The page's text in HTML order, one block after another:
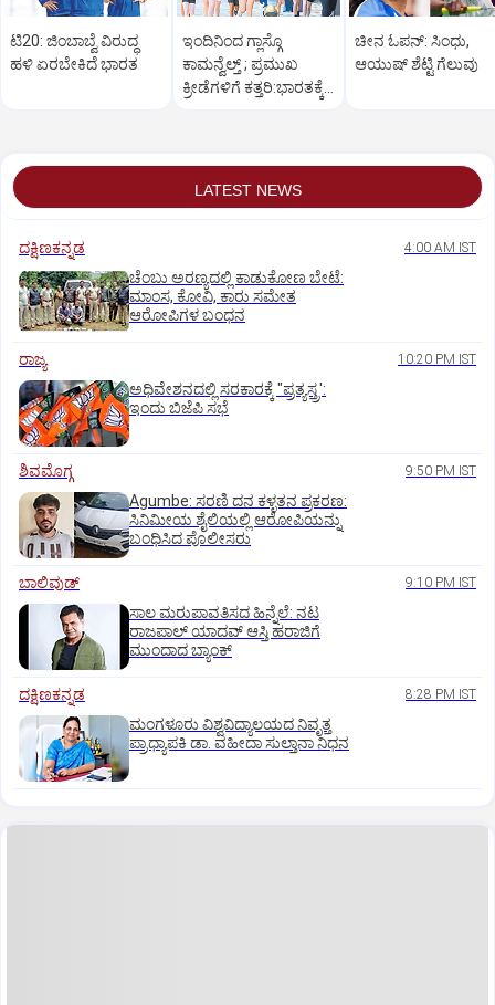
ಟಿ20: ಜಿಂಬಾಬ್ವೆ ವಿರುದ್ಧ
ಹಳಿ ಏರಬೇಕಿದೆ ಭಾರತ
ಇಂದಿನಿಂದ ಗ್ಲಾಸ್ಗೊ
ಕಾಮನ್ವೆಲ್ತ್‌ ; ಪ್ರಮುಖ
ಕ್ರೀಡೆಗಳಿಗೆ ಕತ್ತರಿ:ಭಾರತಕ್ಕೆ
ಚೀನ ಓಪನ್‌: ಸಿಂಧು,
ಆಯುಷ್‌ ಶೆಟ್ಟಿ ಗೆಲುವು
LATEST NEWS
ದಕ್ಷಿಣಕನ್ನಡ 4:00 AM IST
ಚೆಂಬು ಅರಣ್ಯದಲ್ಲಿ ಕಾಡುಕೋಣ ಬೇಟೆ:
ಮಾಂಸ, ಕೋವಿ, ಕಾರು ಸಮೇತ
ಆರೋಪಿಗಳ ಬಂಧನ
ರಾಜ್ಯ 10:20 PM IST
ಅಧಿವೇಶನದಲ್ಲಿ ಸರಕಾರಕ್ಕೆ "ಪ್ರತ್ಯಸ್ತ್ರ':
ಇಂದು ಬಿಜೆಪಿ ಸಭೆ
ಶಿವಮೊಗ್ಗ 9:50 PM IST
Agumbe: ಸರಣಿ ದನ ಕಳ್ಳತನ ಪ್ರಕರಣ:
ಸಿನಿಮೀಯ ಶೈಲಿಯಲ್ಲಿ ಆರೋಪಿಯನ್ನು
ಬಂಧಿಸಿದ ಪೊಲೀಸರು
ಬಾಲಿವುಡ್‌ 9:10 PM IST
ಸಾಲ ಮರುಪಾವತಿಸದ ಹಿನ್ನೆಲೆ: ನಟ
ರಾಜಪಾಲ್ ಯಾದವ್‌ ಆಸ್ತಿ ಹರಾಜಿಗೆ
ಮುಂದಾದ ಬ್ಯಾಂಕ್
ದಕ್ಷಿಣಕನ್ನಡ 8:28 PM IST
ಮಂಗಳೂರು ವಿಶ್ವವಿದ್ಯಾಲಯದ ನಿವೃತ್ತ
ಪ್ರಾಧ್ಯಾಪಕಿ ಡಾ. ವಹೀದಾ ಸುಲ್ತಾನಾ ನಿಧನ